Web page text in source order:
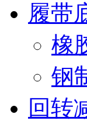
履带
橡
钢
回转